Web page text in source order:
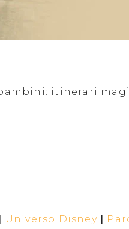
itinerari
Universo Disney